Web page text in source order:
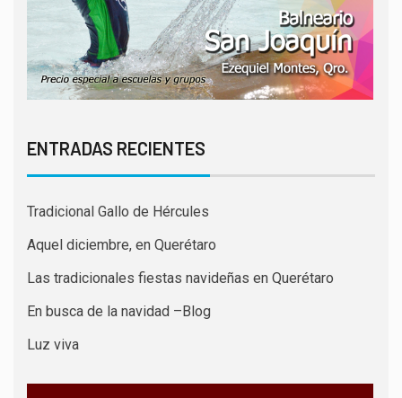
ENTRADAS RECIENTES
Tradicional Gallo de Hércules
Aquel diciembre, en Querétaro
Las tradicionales fiestas navideñas en Querétaro
En busca de la navidad –Blog
Luz viva